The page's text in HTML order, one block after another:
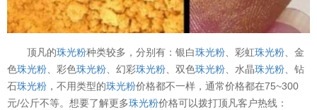
顶凡的珠光粉种类较多，分别有：银白珠光粉 、彩虹珠光粉 、金
色珠光粉 、彩色珠光粉 、幻彩珠光粉 、双色珠光粉 、水晶珠光粉 、钻
石珠光粉 ，不用类型的珠光粉价格都不一样，通常价格都在75~300
元/公斤不等。想要了解更多珠光粉价格可以拨打顶凡客户热线：